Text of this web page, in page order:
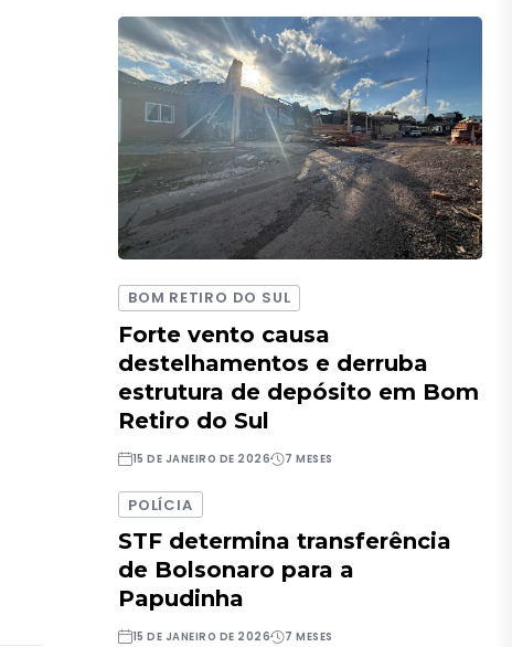
BOM RETIRO DO SUL
Forte vento causa
destelhamentos e derruba
estrutura de depósito em Bom
Retiro do Sul
15 DE JANEIRO DE 2026 7 MESES
POLÍCIA
STF determina transferência
de Bolsonaro para a
Papudinha
15 DE JANEIRO DE 2026 7 MESES